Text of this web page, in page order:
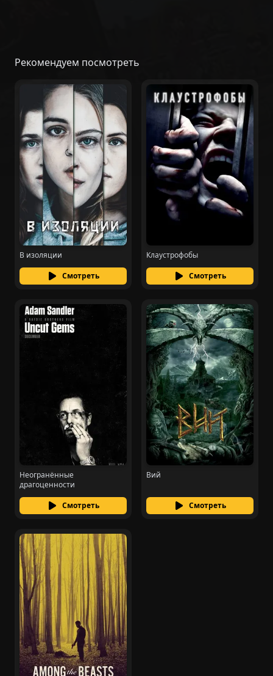
Рекомендуем посмотреть
В изоляции
Смотреть
Клаустрофобы
Смотреть
Неогранённые
драгоценности
Смотреть
Вий
Смотреть